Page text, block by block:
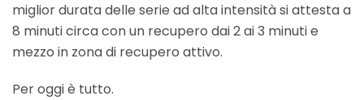
miglior durata delle serie ad alta intensità si attesta a
8 minuti circa con un recupero dai 2 ai 3 minuti e
mezzo in zona di recupero attivo.
Per oggi è tutto.